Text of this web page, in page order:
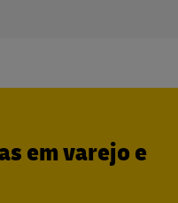
em varejo e